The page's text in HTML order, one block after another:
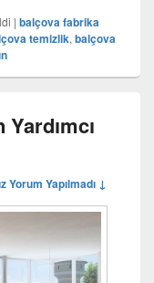
| balçova fabrika
temizlik, balçova
Yorum Yapılmadı ↓